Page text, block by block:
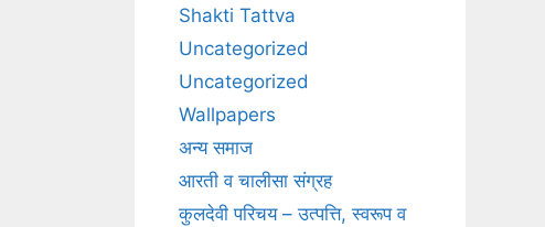
Shakti Tattva
Uncategorized
Uncategorized
Wallpapers
अन्य समाज
आरती व चालीसा संग्रह
कुलदेवी परिचय – उत्पत्ति, स्वरूप व